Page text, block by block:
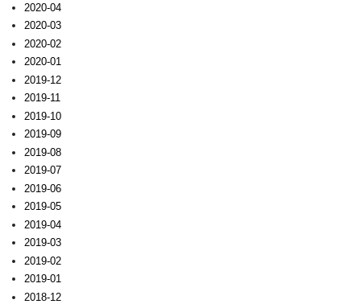
2020-04
2020-03
2020-02
2020-01
2019-12
2019-11
2019-10
2019-09
2019-08
2019-07
2019-06
2019-05
2019-04
2019-03
2019-02
2019-01
2018-12